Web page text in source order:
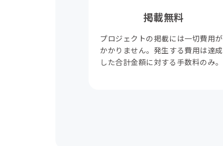
掲載無料
プロジェクトの掲載には一切費用が
かかりません。発生する費用は達成
した合計金額に対する手数料のみ。